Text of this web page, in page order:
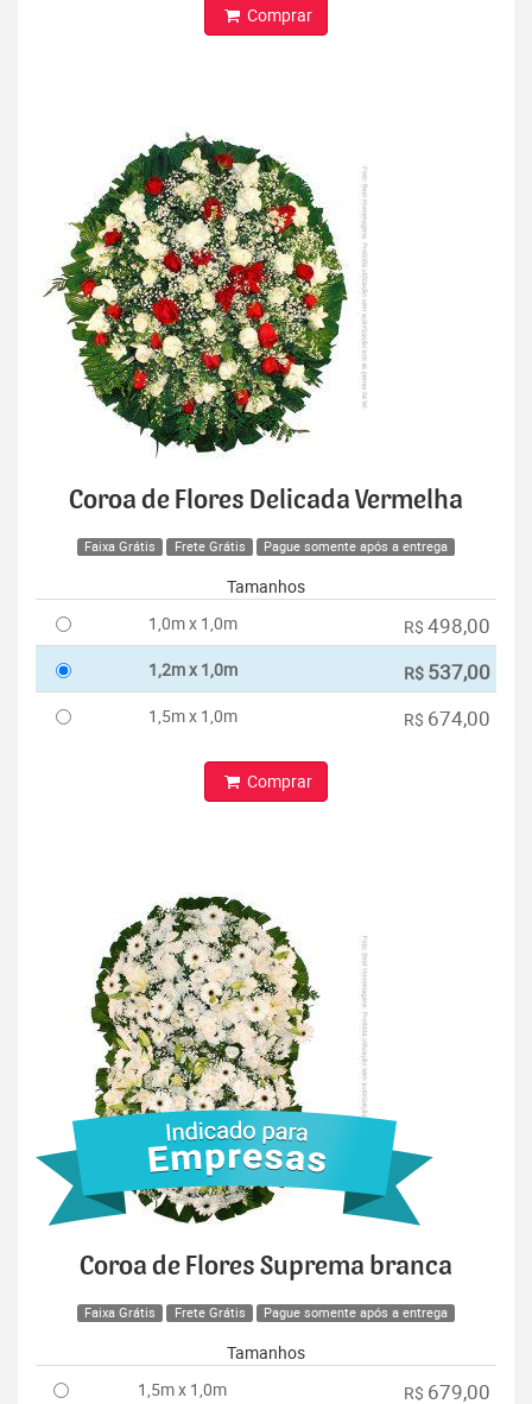
Comprar
Coroa de Flores Delicada Vermelha
Faixa Grátis Frete Grátis Pague somente após a entrega
Tamanhos
1,0m x 1,0m
R$ 498,00
1,2m x 1,0m R$ 537,00
1,5m x 1,0m R$ 674,00
Comprar
Coroa de Flores Suprema branca
Faixa Grátis Frete Grátis Pague somente após a entrega
Tamanhos
1,5m x 1,0m
R$ 679,00